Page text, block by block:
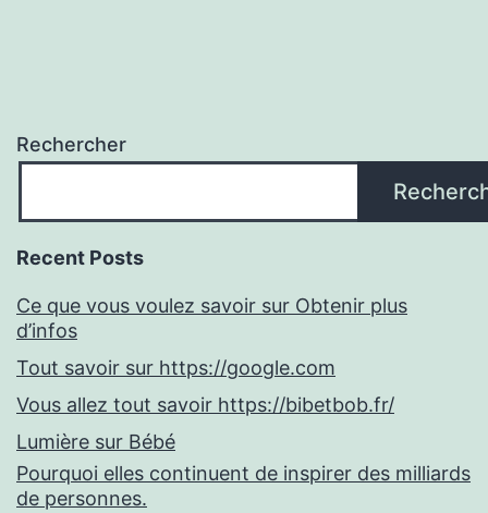
Rechercher
Recent Posts
Ce que vous voulez savoir sur Obtenir plus
d’infos
Tout savoir sur https://google.com
Vous allez tout savoir https://bibetbob.fr/
Lumière sur Bébé
Pourquoi elles continuent de inspirer des milliards
de personnes.